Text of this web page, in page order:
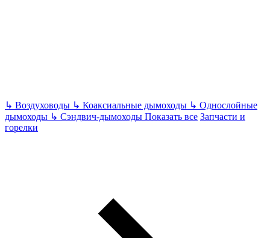
↳ Воздуховоды ↳ Коаксиальные дымоходы ↳ Однослойные
дымоходы ↳ Сэндвич-дымоходы Показать все Запчасти и
горелки